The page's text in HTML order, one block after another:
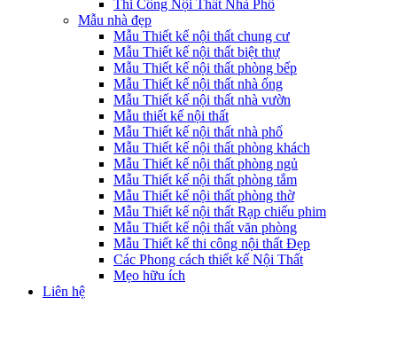
Thi Công Nội Thất Nhà Phố
Mẫu nhà đẹp
Mẫu Thiết kế nội thất chung cư
Mẫu Thiết kế nội thất biệt thự
Mẫu Thiết kế nội thất phòng bếp
Mẫu Thiết kế nội thất nhà ống
Mẫu Thiết kế nội thất nhà vườn
Mẫu thiết kế nội thất
Mẫu Thiết kế nội thất nhà phố
Mẫu Thiết kế nội thất phòng khách
Mẫu Thiết kế nội thất phòng ngủ
Mẫu Thiết kế nội thất phòng tắm
Mẫu Thiết kế nội thất phòng thờ
Mẫu Thiết kế nội thất Rạp chiếu phim
Mẫu Thiết kế nội thất văn phòng
Mẫu Thiết kế thi công nội thất Đẹp
Các Phong cách thiết kế Nội Thất
Mẹo hữu ích
Liên hệ